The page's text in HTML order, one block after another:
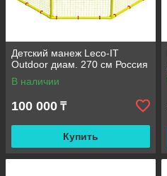
Детский манеж Leco-IT
Outdoor диам. 270 см Россия
В наличии
100 000 ₸
Купить